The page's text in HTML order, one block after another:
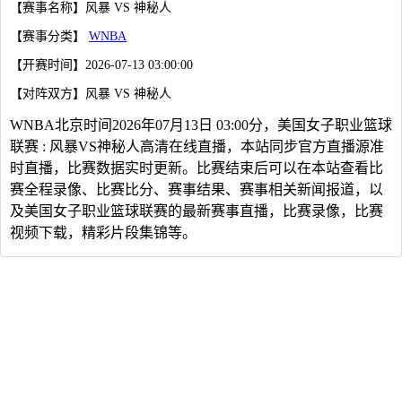
【赛事名称】风暴 VS 神秘人
【赛事分类】 WNBA
【开赛时间】2026-07-13 03:00:00
【对阵双方】风暴 VS 神秘人
WNBA北京时间2026年07月13日 03:00分，美国女子职业篮球
联赛 : 风暴VS神秘人高清在线直播，本站同步官方直播源准
时直播，比赛数据实时更新。比赛结束后可以在本站查看比
赛全程录像、比赛比分、赛事结果、赛事相关新闻报道，以
及美国女子职业篮球联赛的最新赛事直播，比赛录像，比赛
视频下载，精彩片段集锦等。